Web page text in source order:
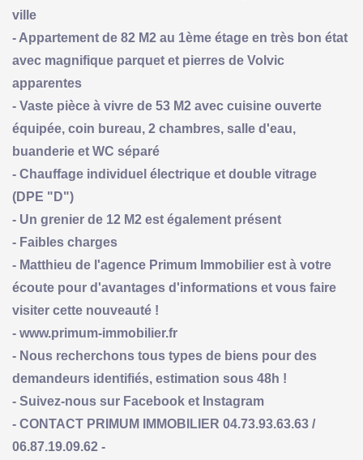
ville
- Appartement de 82 M2 au 1ème étage en très bon état
avec magnifique parquet et pierres de Volvic
apparentes
- Vaste pièce à vivre de 53 M2 avec cuisine ouverte
équipée, coin bureau, 2 chambres, salle d'eau,
buanderie et WC séparé
- Chauffage individuel électrique et double vitrage
(DPE "D")
- Un grenier de 12 M2 est également présent
- Faibles charges
- Matthieu de l'agence Primum Immobilier est à votre
écoute pour d'avantages d'informations et vous faire
visiter cette nouveauté !
- www.primum-immobilier.fr
- Nous recherchons tous types de biens pour des
demandeurs identifiés, estimation sous 48h !
- Suivez-nous sur Facebook et Instagram
- CONTACT PRIMUM IMMOBILIER 04.73.93.63.63 /
06.87.19.09.62 -